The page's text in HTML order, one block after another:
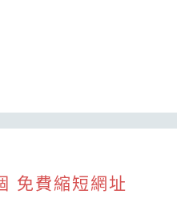
免費縮短網址